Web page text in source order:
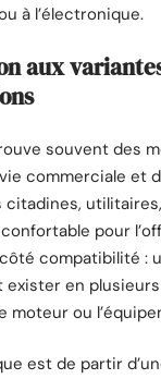
à l’électronique.
aux
souvent des
commerciale et
pour
compatibilité :
exister en
moteur ou
est de partir